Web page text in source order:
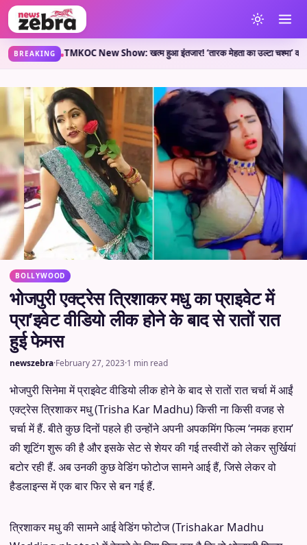
BREAKING
कहती है?•TMKOC New Show: खत्म हुआ इंतजार! ‘तारक मेहता का उल्टा चश्मा’ वाले
BOLLYWOOD
भोजपुरी एक्ट्रेस त्रिशाकर मधु का प्राइवेट में
प्रा’इवेट वीडियो लीक होने के बाद से रातों रात
हुई फेमस
newszebra·February 27, 2023·1 min read
भोजपुरी सिनेमा में प्राइवेट वीडियो लीक होने के बाद से रातों रात चर्चा में आईं
एक्ट्रेस त्रिशाकर मधु (Trisha Kar Madhu) किसी ना किसी वजह से
चर्चा में हैं. बीते कुछ दिनों पहले ही उन्होंने अपनी अपकमिंग फिल्म ‘नमक हराम’
की शूटिंग शुरू की है और इसके सेट से शेयर की गई तस्वीरों को लेकर सुर्खियां
बटोर रही हैं. अब उनकी कुछ वेडिंग फोटोज सामने आई हैं, जिसे लेकर वो
हैडलाइन्स में एक बार फिर से बन गई हैं.
त्रिशाकर मधु की सामने आई वेडिंग फोटोज (Trishakar Madhu